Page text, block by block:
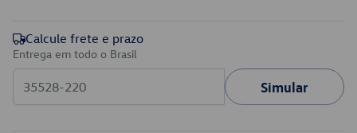
Calcule frete e prazo
Entrega em todo o Brasil
Simular